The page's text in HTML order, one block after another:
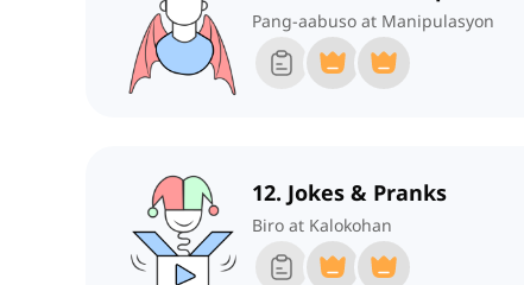
Pang-aabuso at Manipulasyon
12. Jokes & Pranks
Biro at Kalokohan